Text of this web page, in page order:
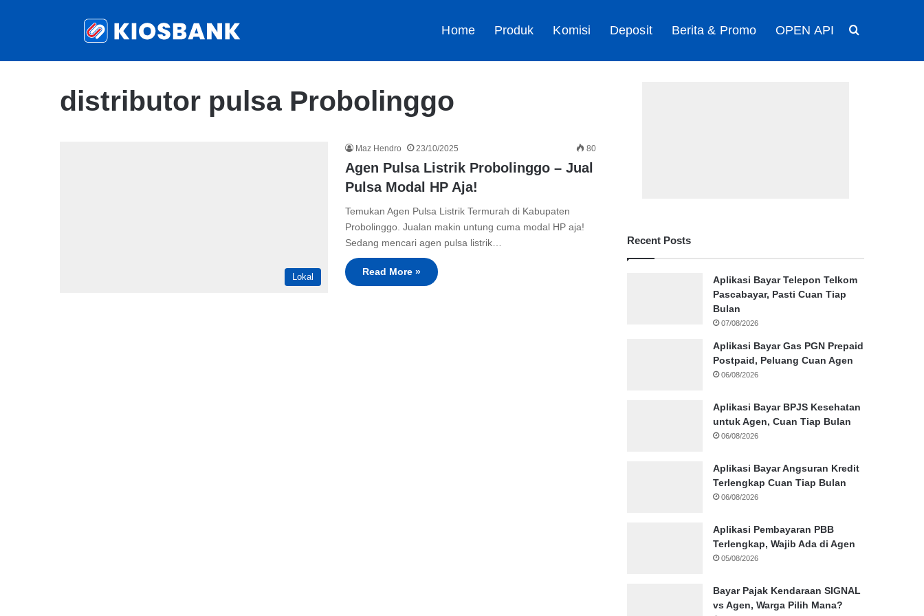
Home Produk Komisi Deposit Berita & Promo OPEN API
distributor pulsa Probolinggo
Lokal
Maz Hendro 23/10/2025 80
Agen Pulsa Listrik Probolinggo – Jual
Pulsa Modal HP Aja!
Temukan Agen Pulsa Listrik Termurah di Kabupaten
Probolinggo. Jualan makin untung cuma modal HP aja!
Sedang mencari agen pulsa listrik…
Read More »
Recent Posts
Aplikasi Bayar Telepon Telkom
Pascabayar, Pasti Cuan Tiap
Bulan
07/08/2026
Aplikasi Bayar Gas PGN Prepaid
Postpaid, Peluang Cuan Agen
06/08/2026
Aplikasi Bayar BPJS Kesehatan
untuk Agen, Cuan Tiap Bulan
06/08/2026
Aplikasi Bayar Angsuran Kredit
Terlengkap Cuan Tiap Bulan
06/08/2026
Aplikasi Pembayaran PBB
Terlengkap, Wajib Ada di Agen
05/08/2026
Bayar Pajak Kendaraan SIGNAL
vs Agen, Warga Pilih Mana?